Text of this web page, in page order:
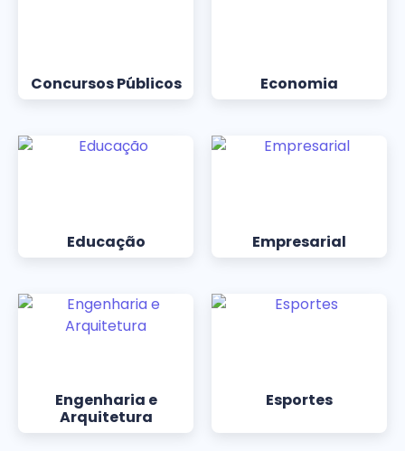
Concursos Públicos Economia
Educação Empresarial
Engenharia e
Arquitetura
Esportes